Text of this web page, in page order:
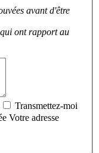
avant d'être
qui ont rapport au
Transmettez-moi
Votre adresse